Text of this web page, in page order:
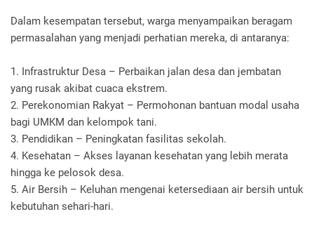
Dalam kesempatan tersebut, warga menyampaikan beragam
permasalahan yang menjadi perhatian mereka, di antaranya:
1. Infrastruktur Desa – Perbaikan jalan desa dan jembatan
yang rusak akibat cuaca ekstrem.
2. Perekonomian Rakyat – Permohonan bantuan modal usaha
bagi UMKM dan kelompok tani.
3. Pendidikan – Peningkatan fasilitas sekolah.
4. Kesehatan – Akses layanan kesehatan yang lebih merata
hingga ke pelosok desa.
5. Air Bersih – Keluhan mengenai ketersediaan air bersih untuk
kebutuhan sehari-hari.